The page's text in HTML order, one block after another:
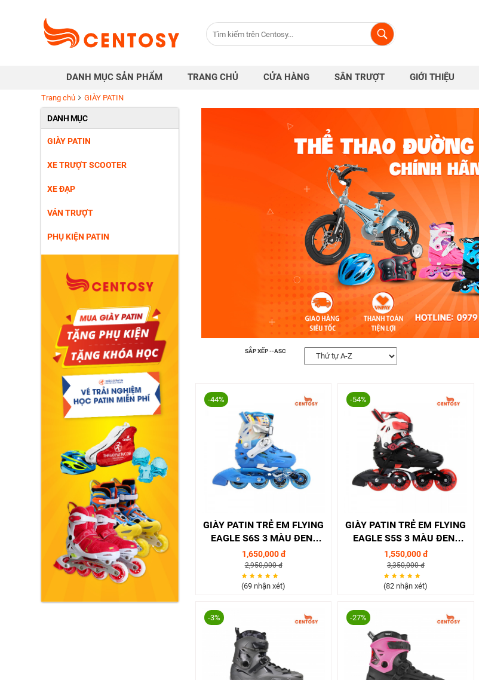
DANH MỤC SẢN PHẨM TRANG CHỦ CỬA HÀNG SÂN TRƯỢT GIỚI THIỆU
Trang chủ GIÀY PATIN
SẮP XẾP --ASC
-44%
GIÀY PATIN TRẺ EM FLYING
EAGLE S6S 3 MÀU ĐEN/
HỒNG/ XANH
1,650,000 đ
2,950,000 đ
(69 nhận xét)
-54%
GIÀY PATIN TRẺ EM FLYING
EAGLE S5S 3 MÀU ĐEN/
HỒNG/ XANH
1,550,000 đ
3,350,000 đ
(82 nhận xét)
-3% -27%
DANH MỤC
GIÀY PATIN
XE TRƯỢT SCOOTER
XE ĐẠP
VÁN TRƯỢT
PHỤ KIỆN PATIN